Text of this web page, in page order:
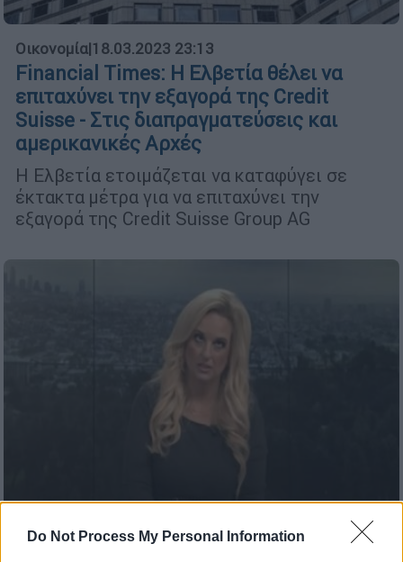
Do Not Process My Personal Information
Οικονομία|18.03.2023 23:13
Financial Times: Η Ελβετία θέλει να
επιταχύνει την εξαγορά της Credit
Suisse - Στις διαπραγματεύσεις και
αμερικανικές Αρχές
Η Ελβετία ετοιμάζεται να καταφύγει σε
έκτακτα μέτρα για να επιταχύνει την
εξαγορά της Credit Suisse Group AG
18.03.2023 22:59